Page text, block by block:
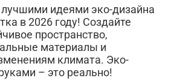
лучшими идеями эко-дизайна
в 2026 году! Создайте
пространство,
материалы и
климата. Эко-
– это реально!